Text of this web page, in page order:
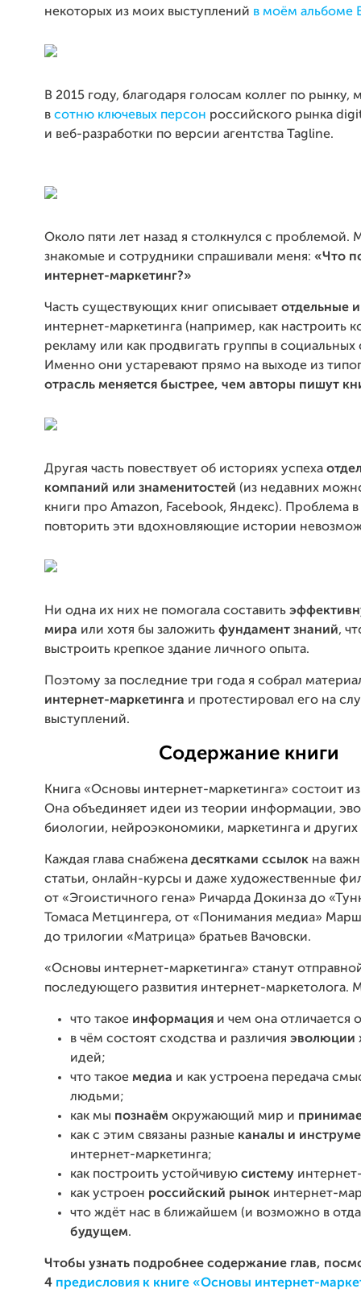
некоторых из моих выступлений в моём альбоме
В 2015 году, благодаря голосам коллег по рынку,
в сотню ключевых персон российского рынка
и веб-разработки по версии агентства Tagline.
Около пяти лет назад я столкнулся с проблемой.
знакомые и сотрудники спрашивали меня: «Что
интернет-маркетинг?»
Часть существующих книг описывает отдельные
интернет-маркетинга (например, как настроить
рекламу или как продвигать группы в социальных
Именно они устаревают прямо на выходе из
отрасль меняется быстрее, чем авторы пишут
Другая часть повествует об историях успеха
компаний или знаменитостей (из недавних
книги про Amazon, Facebook, Яндекс). Проблема
повторить эти вдохновляющие истории
Ни одна их них не помогала составить
мира или хотя бы заложить фундамент знаний,
выстроить крепкое здание личного опыта.
Поэтому за последние три года я собрал
интернет-маркетинга и протестировал его на
выступлений.
Содержание книги
Книга «Основы интернет-маркетинга» состоит из
Она объединяет идеи из теории информации,
биологии, нейроэкономики, маркетинга и
Каждая глава снабжена десятками ссылок на
статьи, онлайн-курсы и даже художественные
от «Эгоистичного гена» Ричарда Докинза до
Томаса Метцингера, от «Понимания медиа»
до трилогии «Матрица» братьев Вачовски.
«Основы интернет-маркетинга» станут
последующего развития интернет-маркетолога.
что такое информация и чем она отличается
в чём состоят сходства и различия эволюции
идей;
что такое медиа и как устроена передача
людьми;
как мы познаём окружающий мир и
как с этим связаны разные каналы и
интернет-маркетинга;
как построить устойчивую систему
как устроен российский рынок интернет-
что ждёт нас в ближайшем (и возможно в
будущем.
Чтобы узнать подробнее содержание глав,
4 предисловия к книге «Основы интернет-